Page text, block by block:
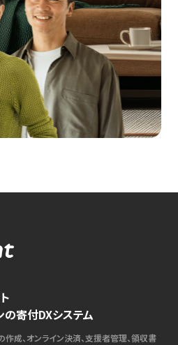
寄付DXシステム
成、オンライン決済、支援者管理、領収書